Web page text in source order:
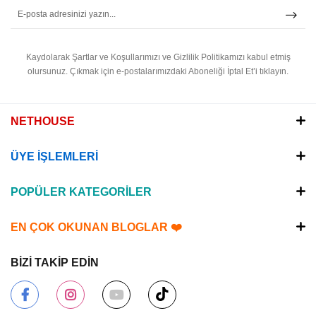
Kaydolarak Şartlar ve Koşullarımızı ve Gizlilik Politikamızı kabul etmiş
olursunuz. Çıkmak için e-postalarımızdaki Aboneliği İptal Et’i tıklayın.
NETHOUSE
ÜYE İŞLEMLERİ
POPÜLER KATEGORİLER
EN ÇOK OKUNAN BLOGLAR ❤️
BİZİ TAKİP EDİN